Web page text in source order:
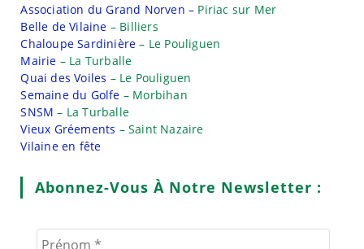
Association du Grand Norven – Piriac sur Mer
Belle de Vilaine – Billiers
Chaloupe Sardinière – Le Pouliguen
Mairie – La Turballe
Quai des Voiles – Le Pouliguen
Semaine du Golfe – Morbihan
SNSM – La Turballe
Vieux Gréements – Saint Nazaire
Vilaine en fête
Abonnez-Vous À Notre Newsletter :